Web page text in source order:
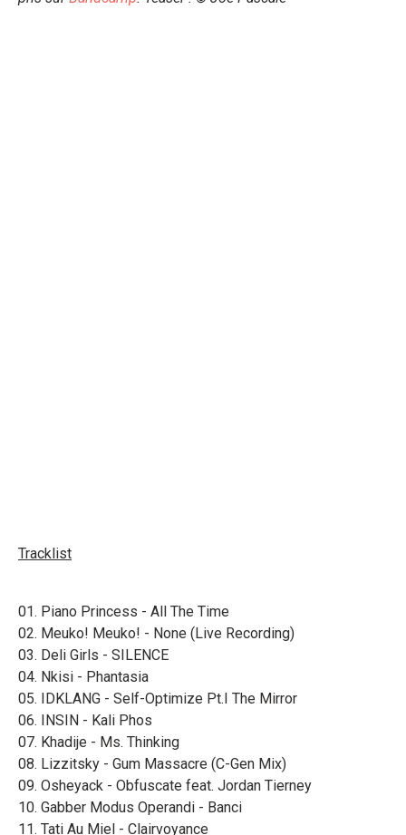
Tracklist
01. Piano Princess - All The Time
02. Meuko! Meuko! - None (Live Recording)
03. Deli Girls - SILENCE
04. Nkisi - Phantasia
05. IDKLANG - Self-Optimize Pt.I The Mirror
06. INSIN - Kali Phos
07. Khadije - Ms. Thinking
08. Lizzitsky - Gum Massacre (C-Gen Mix)
09. Osheyack - Obfuscate feat. Jordan Tierney
10. Gabber Modus Operandi - Banci
11. Tati Au Miel - Clairvoyance